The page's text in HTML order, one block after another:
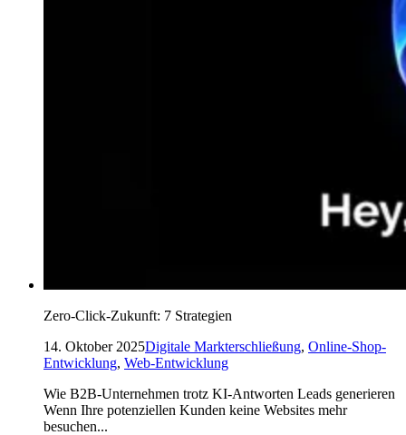
Zero-Click-Zukunft: 7 Strategien
14. Oktober 2025Digitale Markterschließung, Online-Shop-
Entwicklung, Web-Entwicklung
Wie B2B-Unternehmen trotz KI-Antworten Leads generieren
Wenn Ihre potenziellen Kunden keine Websites mehr
besuchen...